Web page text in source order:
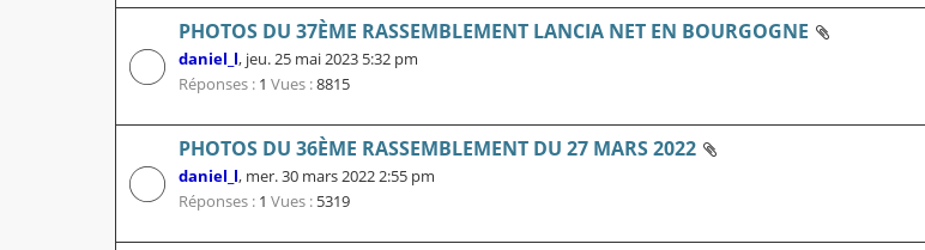
PHOTOS DU 37ÈME RASSEMBLEMENT LANCIA NET EN BOURGOGNE
daniel_l, jeu. 25 mai 2023 5:32 pm
Réponses : 1 Vues :8815
PHOTOS DU 36ÈME RASSEMBLEMENT DU 27 MARS 2022
daniel_l, mer. 30 mars 2022 2:55 pm
Réponses : 1 Vues : 5319